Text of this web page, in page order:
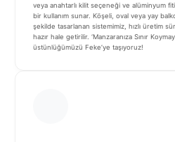
veya anahtarlı kilit seçeneği ve alüminyum
bir kullanım sunar. Köşeli, oval veya yay
şekilde tasarlanan sistemimiz, hızlı üretim
hazır hale getirilir. ‘Manzaranıza Sınır
üstünlüğümüzü Feke’ye taşıyoruz!